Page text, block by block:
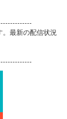
最新の配信状況